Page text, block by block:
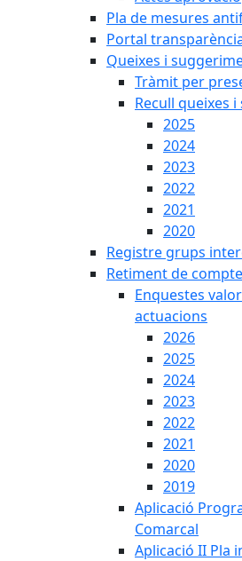
Pla de mesures
Portal
Queixes i
Tràmit per
Recull queixes
2025
2024
2023
2022
2021
2020
Registre grups
Retiment de
Enquestes
actuacions
2026
2025
2024
2023
2022
2021
2020
2019
Aplicació
Comarcal
Aplicació II Pla